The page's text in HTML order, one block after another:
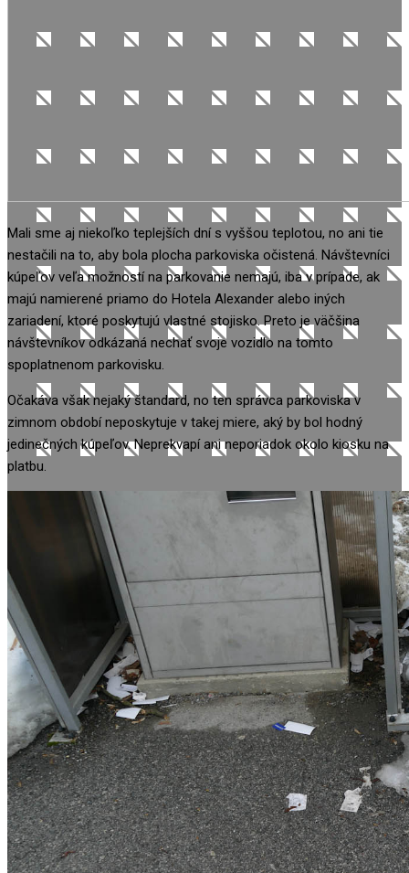
Mali sme aj niekoľko teplejších dní s vyššou teplotou, no ani tie
nestačili na to, aby bola plocha parkoviska očistená. Návštevníci
kúpeľov veľa možností na parkovanie nemajú, iba v prípade, ak
majú namierené priamo do Hotela Alexander alebo iných
zariadení, ktoré poskytujú vlastné stojisko. Preto je väčšina
návštevníkov odkázaná nechať svoje vozidlo na tomto
spoplatnenom parkovisku.
Očakáva však nejaký štandard, no ten správca parkoviska v
zimnom období neposkytuje v takej miere, aký by bol hodný
jedinečných kúpeľov. Neprekvapí ani neporiadok okolo kiosku na
platbu.